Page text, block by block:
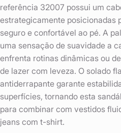
referência 32007 possui um
estrategicamente posicionadas
seguro e confortável ao pé. A
uma sensação de suavidade a
enfrenta rotinas dinâmicas ou
de lazer com leveza. O solado
antiderrapante garante
superfícies, tornando esta
para combinar com vestidos
jeans com t-shirt.